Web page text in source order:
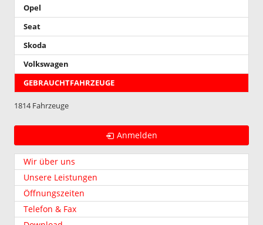
Opel
Seat
Skoda
Volkswagen
GEBRAUCHTFAHRZEUGE
1814 Fahrzeuge
Anmelden
Wir über uns
Unsere Leistungen
Öffnungszeiten
Telefon & Fax